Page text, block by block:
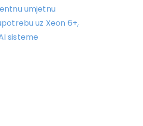
umjetnu
uz Xeon 6+,
sisteme